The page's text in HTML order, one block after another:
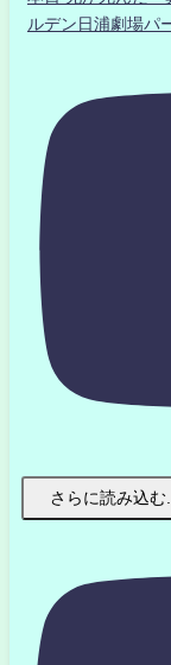
ルデン日浦劇場パ
さらに読み込む